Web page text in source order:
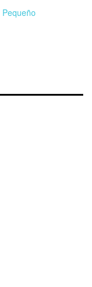
Pequeño